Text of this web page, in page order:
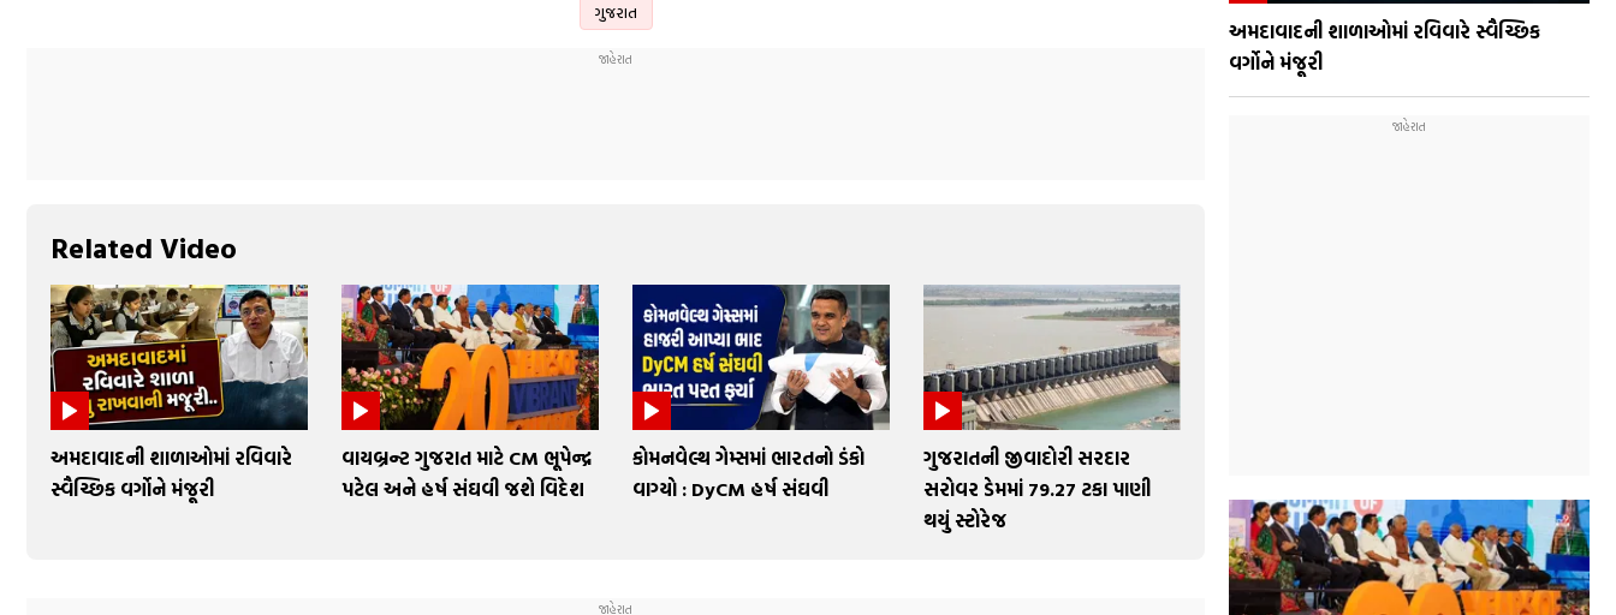
ગુજરાત
Related Video
અમદાવાદની શાળાઓમાં રવિવારે
સ્વૈચ્છિક વર્ગોને મંજૂરી
વાયબ્રન્ટ ગુજરાત માટે CM ભૂપેન્દ્ર
પટેલ અને હર્ષ સંઘવી જશે વિદેશ
કોમનવેલ્થ ગેમ્સમાં ભારતનો ડંકો
વાગ્યો : DyCM હર્ષ સંઘવી
ગુજરાતની જીવાદોરી સરદાર
સરોવર ડેમમાં 79.27 ટકા પાણી
થયું સ્ટોરેજ
અમદાવાદની શાળાઓમાં રવિવારે સ્વૈચ્છિક
વર્ગોને મંજૂરી